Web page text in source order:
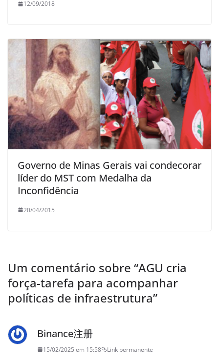
12/09/2018
Governo de Minas Gerais vai condecorar
líder do MST com Medalha da
Inconfidência
20/04/2015
Um comentário sobre “AGU cria
força-tarefa para acompanhar
políticas de infraestrutura”
Binance注册
15/02/2025 em 15:58 Link permanente